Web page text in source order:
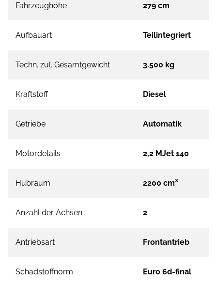
Fahrzeughöhe 279 cm
Aufbauart Teilintegriert
Techn. zul. Gesamtgewicht 3.500 kg
Kraftstoff Diesel
Getriebe Automatik
Motordetails 2,2 MJet 140
Hubraum 2200 cm³
Anzahl der Achsen 2
Antriebsart Frontantrieb
Schadstoffnorm Euro 6d-final